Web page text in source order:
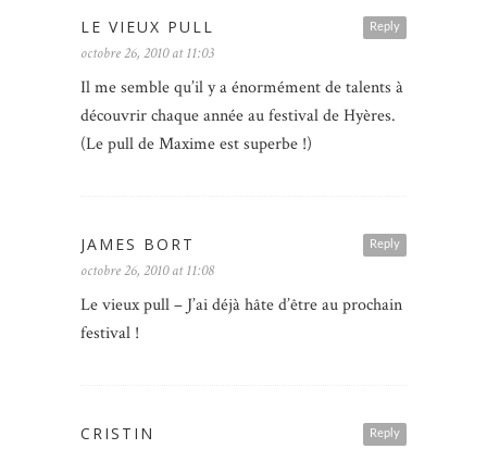
Reply
LE VIEUX PULL
octobre 26, 2010 at 11:03
Il me semble qu’il y a énormément de talents à
découvrir chaque année au festival de Hyères.
(Le pull de Maxime est superbe !)
Reply
JAMES BORT
octobre 26, 2010 at 11:08
Le vieux pull – J’ai déjà hâte d’être au prochain
festival !
Reply
CRISTIN